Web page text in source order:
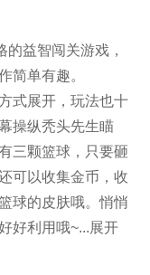
益智闯关游戏，
简单有趣。
式展开，玩法也十
操纵秃头先生瞄
三颗篮球，只要砸
可以收集金币，收
球的皮肤哦。悄悄
好利用哦~...展开